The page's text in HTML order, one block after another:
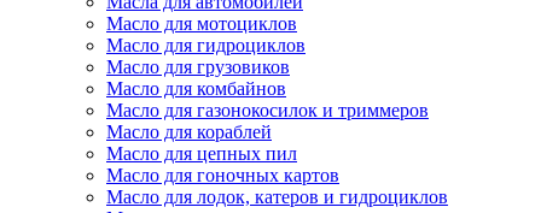
Масло для мотоциклов
Масло для гидроциклов
Масло для грузовиков
Масло для комбайнов
Масло для газонокосилок и триммеров
Масло для кораблей
Масло для цепных пил
Масло для гоночных картов
Масло для лодок, катеров и гидроциклов